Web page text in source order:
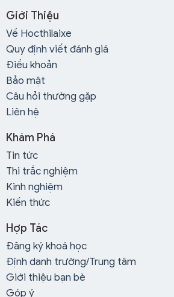
Giới Thiệu
Về Hocthilaixe
Quy định viết đánh giá
Điều khoản
Bảo mật
Câu hỏi thường gặp
Liên hệ
Khám Phá
Tin tức
Thi trắc nghiệm
Kinh nghiệm
Kiến thức
Hợp Tác
Đăng ký khoá học
Định danh trường/Trung tâm
Giới thiệu bạn bè
Góp ý